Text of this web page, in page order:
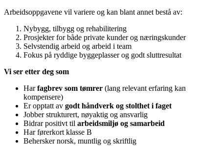
Arbeidsoppgavene vil variere og kan blant annet bestå av:
Nybygg, tilbygg og rehabilitering
Prosjekter for både private kunder og næringskunder
Selvstendig arbeid og arbeid i team
Fokus på ryddige byggeplasser og godt sluttresultat
Vi ser etter deg som
Harfagbrev som tømrer (lang relevant erfaring kan
kompensere)
Er opptatt av godt håndverk og stolthet i faget
Jobber strukturert, nøyaktig og ansvarlig
Bidrar positivt til arbeidsmiljø og samarbeid
Har førerkort klasse B
Behersker norsk, muntlig og skriftlig